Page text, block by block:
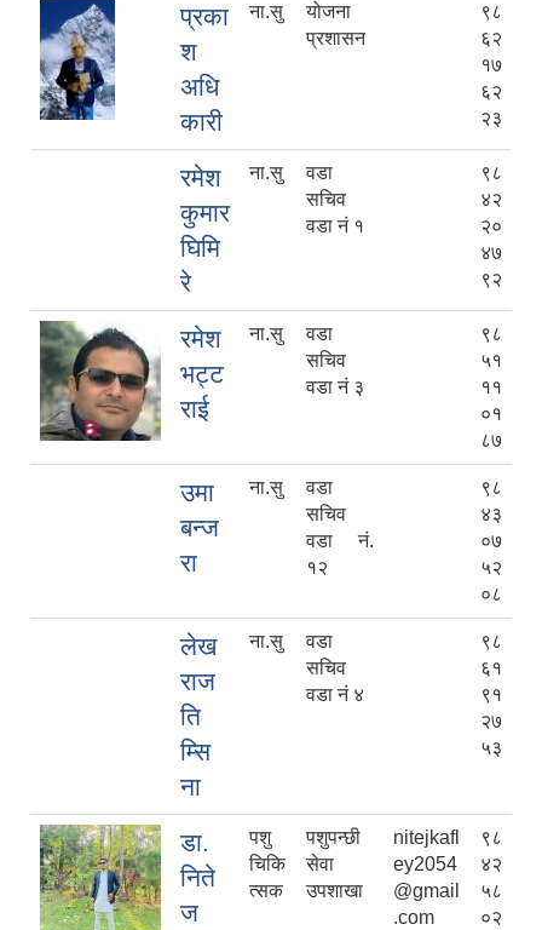
प्रका
श
अधि
कारी
ना.सु
योजना
प्रशासन
९८
६२
१७
६२
२३
रमेश
कुमार
घिमि
रे
ना.सु
वडा
सचिव
वडा नं १
९८
४२
२०
४७
९२
रमेश
भट्ट
राई
ना.सु
वडा
सचिव
वडा नं ३
९८
५१
११
०१
८७
उमा
बन्ज
रा
ना.सु
वडा
सचिव
वडा नं.
१२
९८
४३
०७
५२
०८
लेख
राज
ति
म्सि
ना
ना.सु
वडा
सचिव
वडा नं ४
९८
६१
९१
२७
५३
डा.
निते
ज
पशु
चिकि
त्सक
पशुपन्छी
सेवा
उपशाखा
nitejkafl
ey2054
@gmail
.com
९८
४२
५८
०२